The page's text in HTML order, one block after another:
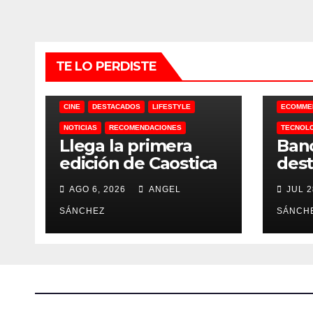
TE LO PERDISTE
CINE DESTACADOS LIFESTYLE
NOTICIAS RECOMENDACIONES
Llega la primera
edición de Caostica
AGO 6, 2026 ANGEL
SÁNCHEZ
JUL